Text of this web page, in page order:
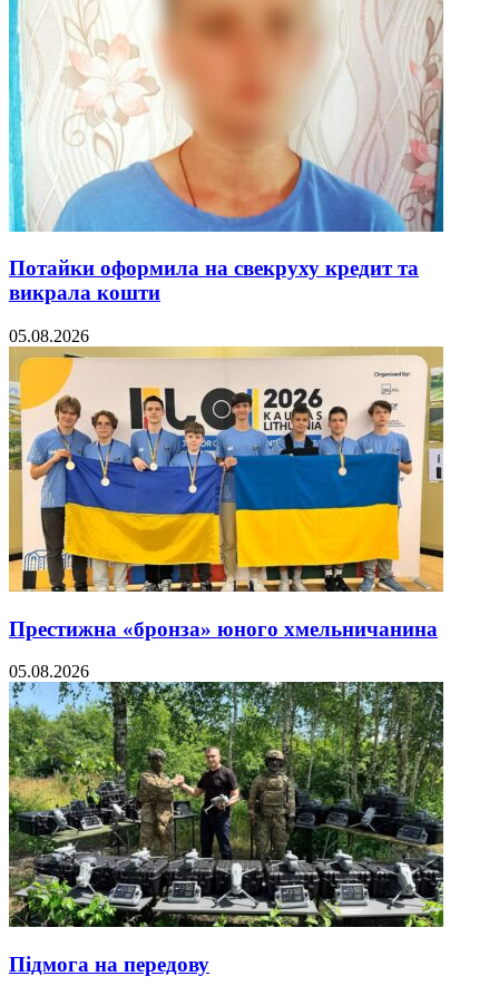
Потайки оформила на свекруху кредит та
викрала кошти
05.08.2026
Престижна «бронза» юного хмельничанина
05.08.2026
Підмога на передову